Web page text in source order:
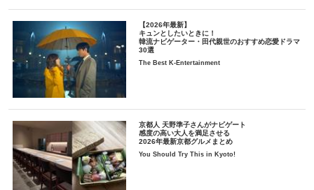
【2026年最新】
キュンとしたいときに！
韓流ナビゲーター・田代親世のおすすめ恋愛ドラマ
30選
The Best K-Entertainment
京都人 天野準子さんがナビゲート
感度の高い大人を満足させる
2026年最新京都グルメまとめ
You Should Try This in Kyoto!